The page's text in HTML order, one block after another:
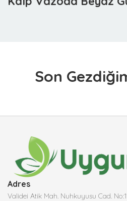
Son
Adres
Validei Atik Mah. Nuhkuyusu Cad.